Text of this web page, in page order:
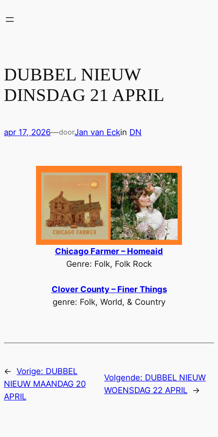
naar
DUBBEL NIEUW
DINSDAG 21 APRIL
apr 17, 2026—doorJan van Eckin DN
Chicago Farmer – Homeaid
Genre: Folk, Folk Rock
Clover County – Finer Things
genre: Folk, World, & Country
← Vorige: DUBBEL
NIEUW MAANDAG 20
APRIL
Volgende: DUBBEL NIEUW
WOENSDAG 22 APRIL →